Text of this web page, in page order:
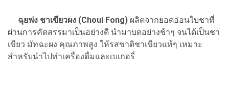
ฉุยฟง ชาเขียวผง (Choui Fong) ผลิตจากยอดอ่อนใบชาที่
ผ่านการคัดสรรมาเป็นอย่างดี นำมาบดอย่างช้าๆ จนได้เป็นชา
เขียว มัทฉะผง คุณภาพสูง ให้รสชาติชาเขียวแท้ๆ เหมาะ
สำหรับนำไปทำเครื่องดื่มและเบเกอรี่